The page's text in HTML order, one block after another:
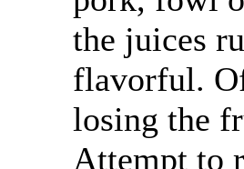
the juices
flavorful.
losing the
Attempt to